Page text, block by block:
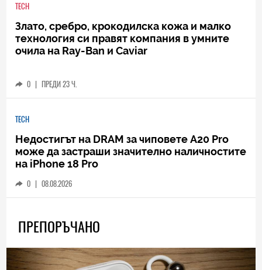
TECH
Злато, сребро, крокодилска кожа и малко
технология си правят компания в умните
очила на Ray-Ban и Caviar
0 | ПРЕДИ 23 Ч.
TECH
Недостигът на DRAM за чиповете A20 Pro
може да застраши значително наличностите
на iPhone 18 Pro
0 08.08.2026
ПРЕПОРЪЧАНО